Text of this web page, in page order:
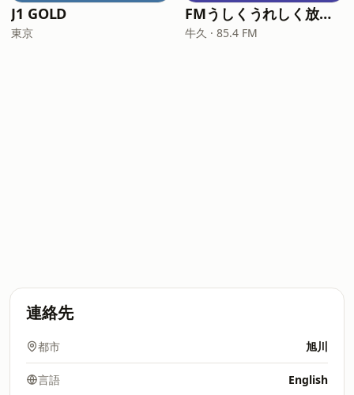
J1 GOLD
東京
FMうしくうれしく放送 (FM-UU)
牛久 · 85.4 FM
連絡先
都市 旭川
言語 English